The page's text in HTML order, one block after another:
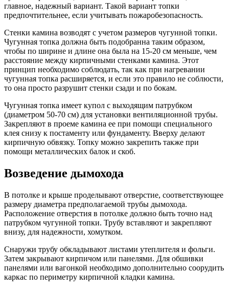
главное, надежный вариант. Такой вариант топки
предпочтительнее, если учитывать пожаробезопасность.
Стенки камина возводят с учетом размеров чугунной топки.
Чугунная топка должна быть подобранна таким образом,
чтобы по ширине и длине она была на 15-20 см меньше, чем
расстояние между кирпичными стенками камина. Этот
принцип необходимо соблюдать, так как при нагревании
чугунная топка расширяется, и если это правило не соблюсти,
то она просто разрушит стенки сзади и по бокам.
Чугунная топка имеет купол с выходящим патрубком
(диаметром 50-70 см) для установки вентиляционной трубы.
Закрепляют в проеме камина ее при помощи специального
клея снизу к постаменту или фундаменту. Вверху делают
кирпичную обвязку. Топку можно закрепить также при
помощи металлических балок и скоб.
Возведение дымохода
В потолке и крыше проделывают отверстие, соответствующее
размеру диаметра предполагаемой трубы дымохода.
Расположение отверстия в потолке должно быть точно над
патрубком чугунной топки. Трубу вставляют и закрепляют
внизу, для надежности, хомутком.
Снаружи трубу обкладывают листами утеплителя и фольги.
Затем закрывают кирпичом или панелями. Для обшивки
панелями или вагонкой необходимо дополнительно соорудить
каркас по периметру кирпичной кладки камина.